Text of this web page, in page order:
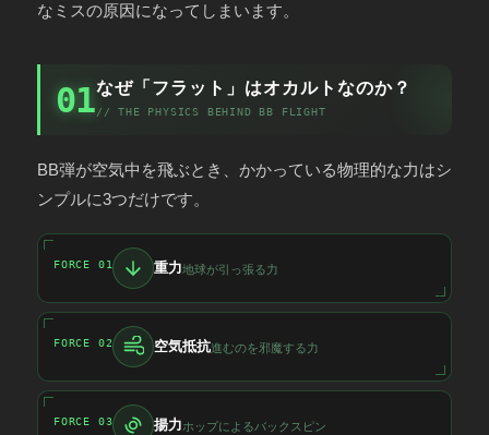
なミスの原因になってしまいます。
01なぜ「フラット」はオカルトなのか？
// THE PHYSICS BEHIND BB FLIGHT
BB弾が空気中を飛ぶとき、かかっている物理的な力はシ
ンプルに3つだけです。
FORCE 01 重力地球が引っ張る力
FORCE 02 空気抵抗進むのを邪魔する力
FORCE 03 揚力ホップによるバックスピン